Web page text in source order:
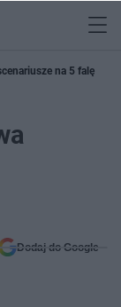
na 5 falę
Dodaj do Google